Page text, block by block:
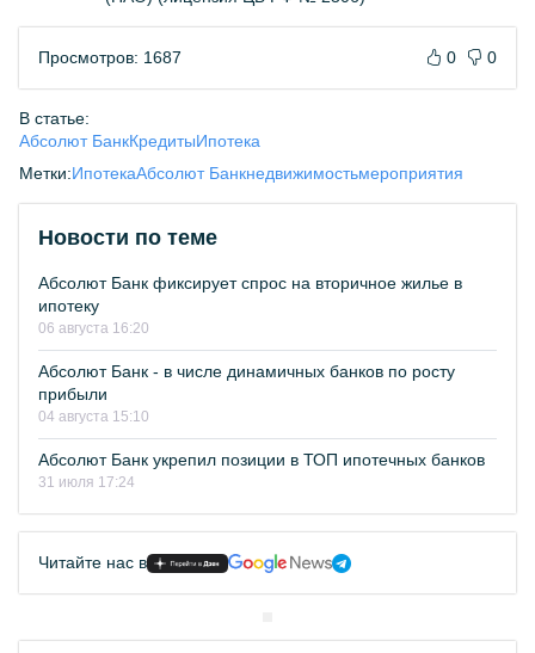
Просмотров: 1687 0 0
В статье:
Абсолют БанкКредитыИпотека
Метки:ИпотекаАбсолют Банкнедвижимостьмероприятия
Новости по теме
Абсолют Банк фиксирует спрос на вторичное жилье в
ипотеку
06 августа 16:20
Абсолют Банк - в числе динамичных банков по росту
прибыли
04 августа 15:10
Абсолют Банк укрепил позиции в ТОП ипотечных банков
31 июля 17:24
Читайте нас в